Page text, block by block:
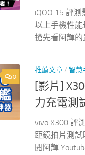
iQOO 15 評
以上手機性能
搶先看阿輝的
0
推薦文章/ 智慧
[影片]
力充電測
vivo X300 評
距鏡拍片測
閱阿輝